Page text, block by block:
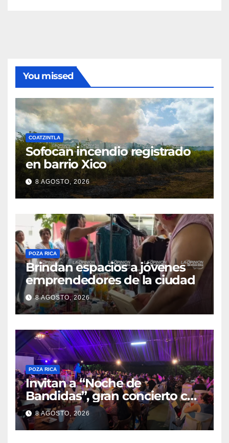
You missed
COATZINTLA
Sofocan incendio registrado
en barrio Xico
8 AGOSTO, 2026
POZA RICA
Brindan espacios a jóvenes
emprendedores de la ciudad
8 AGOSTO, 2026
POZA RICA
Invitan a “Noche de
Bandidas”, gran concierto con
causa
8 AGOSTO, 2026